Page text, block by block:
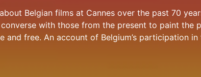
Belgian films at Cannes over the past 70
with those from the present to paint the
and free. An account of Belgium’s participation